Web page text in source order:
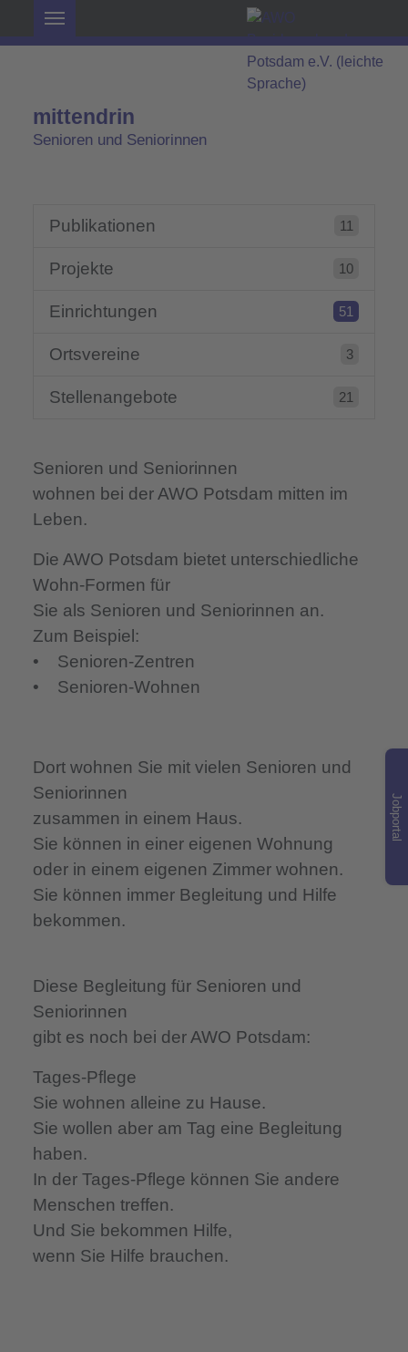
mittendrin
Senioren und Seniorinnen
Publikationen 11
Projekte 10
Einrichtungen 51
Ortsvereine 3
Stellenangebote 21
Senioren und Seniorinnen
wohnen bei der AWO Potsdam mitten im
Leben.
Die AWO Potsdam bietet unterschiedliche
Wohn-Formen für
Sie als Senioren und Seniorinnen an.
Zum Beispiel:
• Senioren-Zentren
• Senioren-Wohnen
Dort wohnen Sie mit vielen Senioren und
Seniorinnen
zusammen in einem Haus.
Sie können in einer eigenen Wohnung
oder in einem eigenen Zimmer wohnen.
Sie können immer Begleitung und Hilfe
bekommen.
Diese Begleitung für Senioren und
Seniorinnen
gibt es noch bei der AWO Potsdam:
Tages-Pflege
Sie wohnen alleine zu Hause.
Sie wollen aber am Tag eine Begleitung
haben.
In der Tages-Pflege können Sie andere
Menschen treffen.
Und Sie bekommen Hilfe,
wenn Sie Hilfe brauchen.
Jobportal